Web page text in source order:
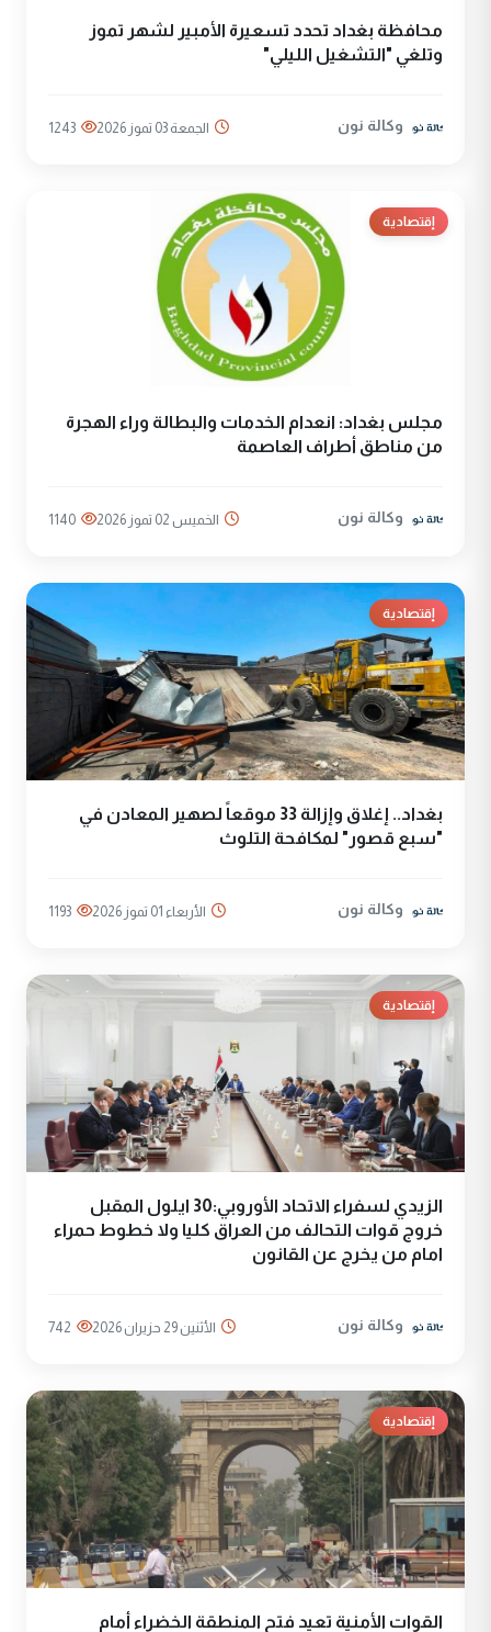
محافظة بغداد تحدد تسعيرة الأمبير لشهر تموز
وتلغي "التشغيل الليلي"
وكالة نون الجمعة 03 تموز 2026 1243
إقتصادية
مجلس بغداد: انعدام الخدمات والبطالة وراء الهجرة
من مناطق أطراف العاصمة
وكالة نون الخميس 02 تموز 2026 1140
إقتصادية
بغداد.. إغلاق وإزالة 33 موقعاً لصهير المعادن في
"سبع قصور" لمكافحة التلوث
وكالة نون الأربعاء 01 تموز 2026 1193
إقتصادية
الزيدي لسفراء الاتحاد الأوروبي:30 ايلول المقبل
خروج قوات التحالف من العراق كليا ولا خطوط حمراء
امام من يخرج عن القانون
وكالة نون الأثنين 29 حزيران 2026 742
إقتصادية
القوات الأمنية تعيد فتح المنطقة الخضراء أمام